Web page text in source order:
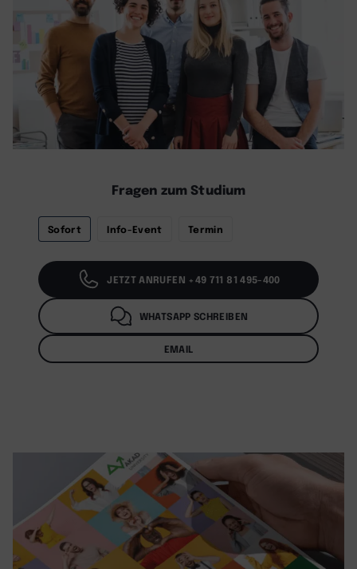
Fragen zum Studium
Sofort Info-Event Termin
JETZT ANRUFEN +49 711 81 495-400
WHATSAPP SCHREIBEN
EMAIL